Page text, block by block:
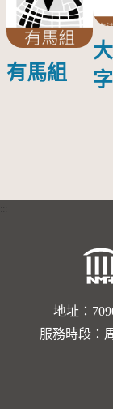
有馬組
地址：
服務時段：